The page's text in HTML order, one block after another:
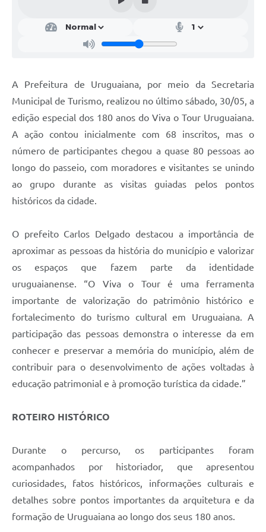
Contas Públicas
Links
Telefones Úteis
Termos de Uso & Política de Privacidade
A Prefeitura de Uruguaiana, por meio da Secretaria
Municipal de Turismo, realizou no último sábado, 30/05, a
edição especial dos 180 anos do Viva o Tour Uruguaiana.
A ação contou inicialmente com 68 inscritos, mas o
número de participantes chegou a quase 80 pessoas ao
longo do passeio, com moradores e visitantes se unindo
ao grupo durante as visitas guiadas pelos pontos
históricos da cidade.
O prefeito Carlos Delgado destacou a importância de
aproximar as pessoas da história do município e valorizar
os espaços que fazem parte da identidade
uruguaianense. “O Viva o Tour é uma ferramenta
importante de valorização do patrimônio histórico e
fortalecimento do turismo cultural em Uruguaiana. A
participação das pessoas demonstra o interesse da em
conhecer e preservar a memória do município, além de
contribuir para o desenvolvimento de ações voltadas à
educação patrimonial e à promoção turística da cidade.”
ROTEIRO HISTÓRICO
Durante o percurso, os participantes foram
acompanhados por historiador, que apresentou
curiosidades, fatos históricos, informações culturais e
detalhes sobre pontos importantes da arquitetura e da
formação de Uruguaiana ao longo dos seus 180 anos.